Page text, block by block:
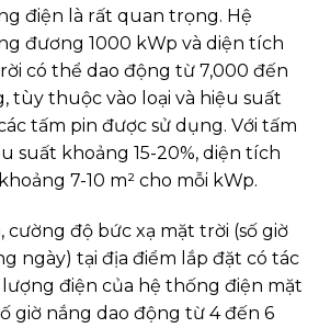
điện là rất quan trọng. Hệ
đương 1000 kWp và diện tích
có thể dao động từ 7,000 đến
tùy thuộc vào loại và hiệu suất
tấm pin được sử dụng. Với tấm
suất khoảng 15-20%, diện tích
7-10 m² cho mỗi kWp.
cường độ bức xạ mặt trời (số giờ
ngày) tại địa điểm lắp đặt có tác
điện của hệ thống điện mặt
giờ nắng dao động từ 4 đến 6